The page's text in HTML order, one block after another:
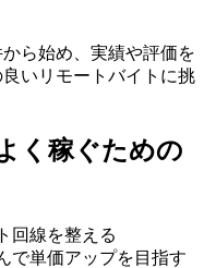
ら始め、実績や評価を
いリモートバイトに挑
く稼ぐための
回線を整える
で単価アップを目指す